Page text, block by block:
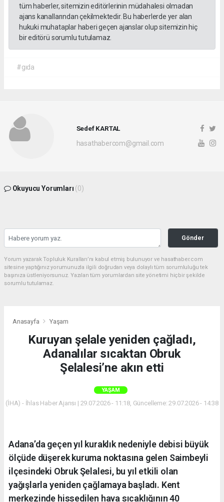
tüm haberler, sitemizin editörlerinin müdahalesi olmadan
ajans kanallarından çekilmektedir. Bu haberlerde yer alan
hukuki muhataplar haberi geçen ajanslar olup sitemizin hiç
bir editörü sorumlu tutulamaz.
#gıda
Sedef KARTAL
hasathabercom@gmail.com
Okuyucu Yorumları (0)
Gönder
Yorum yazarak Topluluk Kuralları’nı kabul etmiş bulunuyor ve hasathaber.com
sitesine yaptığınız yorumunuzla ilgili doğrudan veya dolaylı tüm sorumluluğu tek
başınıza üstleniyorsunuz. Yazılan tüm yorumlardan site yönetimi hiçbir şekilde
sorumlu tutulamaz.
Anasayfa Yaşam
Kuruyan şelale yeniden çağladı,
Adanalılar sıcaktan Obruk
Şelalesi’ne akın etti
YAŞAM
(İHA) - İhlas Haber Ajansı | 29.07.2026 - 11:18, Güncelleme: 29.07.2026 - 14:38
Adana’da geçen yıl kuraklık nedeniyle debisi büyük
ölçüde düşerek kuruma noktasına gelen Saimbeyli
ilçesindeki Obruk Şelalesi, bu yıl etkili olan
yağışlarla yeniden çağlamaya başladı. Kent
merkezinde hissedilen hava sıcaklığının 40